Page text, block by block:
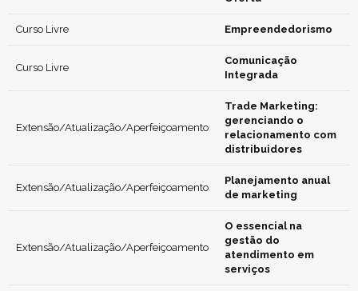
Curso Livre Empreendedorismo
Curso Livre
Comunicação
Integrada
Extensão/Atualização/Aperfeiçoamento
Trade Marketing:
gerenciando o
relacionamento com
distribuidores
Extensão/Atualização/Aperfeiçoamento
Planejamento anual
de marketing
Extensão/Atualização/Aperfeiçoamento
O essencial na
gestão do
atendimento em
serviços